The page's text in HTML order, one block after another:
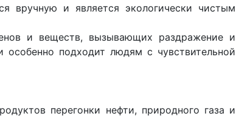
вручную и является экологически чистым
и веществ, вызывающих раздражение и
подходит людям с чувствительной
перегонки нефти, природного газа и